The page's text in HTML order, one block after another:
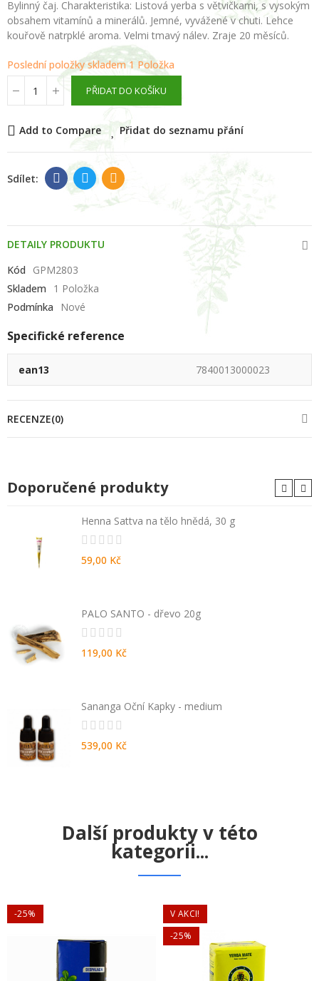
Bylinný čaj. Charakteristika: Listová yerba s větvičkami, s vysokým
obsahem vitamínů a minerálů. Jemné, vyvážené v chuti. Lehce
kouřově natrpklé aroma. Velmi tmavý nálev. Zraje 20 měsíců.
Poslední položky skladem1 Položka
PŘIDAT DO KOŠÍKU
Add to Compare Přidat do seznamu přání
DETAILY PRODUKTU
Kód
GPM2803
Skladem
1 Položka
Podmínka
Nové
Specifické reference
ean13 7840013000023
RECENZE(0)
Doporučené produkty
Henna Sattva na tělo hnědá, 30 g
59,00 Kč
PALO SANTO - dřevo 20g
119,00 Kč
Sananga Oční Kapky - medium
539,00 Kč
Další produkty v této
kategorii...
-25%
V AKCI!
-25%